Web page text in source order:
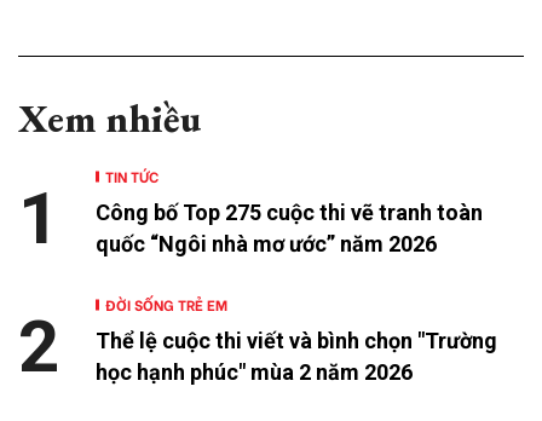
Xem nhiều
TIN TỨC
Công bố Top 275 cuộc thi vẽ tranh toàn
quốc “Ngôi nhà mơ ước” năm 2026
1
ĐỜI SỐNG TRẺ EM
Thể lệ cuộc thi viết và bình chọn "Trường
học hạnh phúc" mùa 2 năm 2026
2